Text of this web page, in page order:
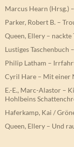
Marcus Hearn (Hrsg.)
Parker, Robert B. –
Queen, Ellery – nackte
Lustiges Taschenbuch
Philip Latham –
Cyril Hare – Mit einer
E.-E., Marc-Alastor –
Hohlbeins
Haferkamp, Kai /
Queen, Ellery – Und